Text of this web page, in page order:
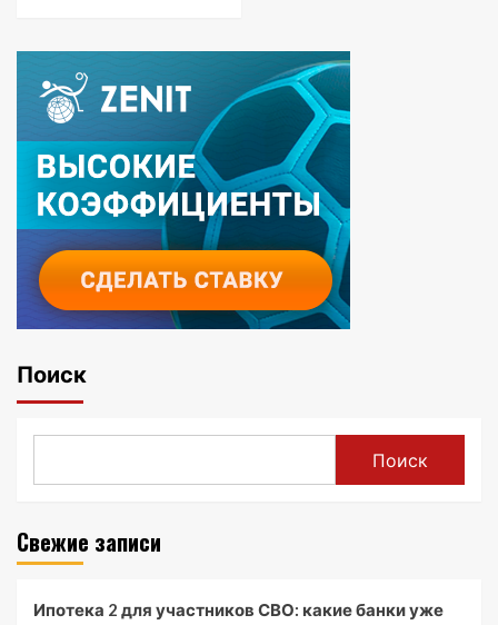
Поиск
Поиск
Свежие записи
Ипотека 2 для участников СВО: какие банки уже